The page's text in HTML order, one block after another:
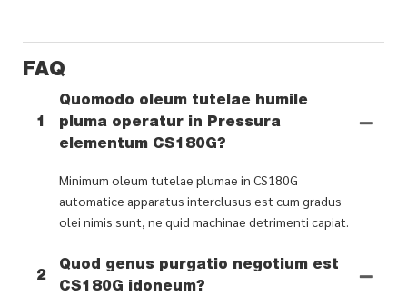
FAQ
1
Quomodo oleum tutelae humile
pluma operatur in Pressura
elementum CS180G?
Minimum oleum tutelae plumae in CS180G
automatice apparatus interclusus est cum gradus
olei nimis sunt, ne quid machinae detrimenti capiat.
2
Quod genus purgatio negotium est
CS180G idoneum?